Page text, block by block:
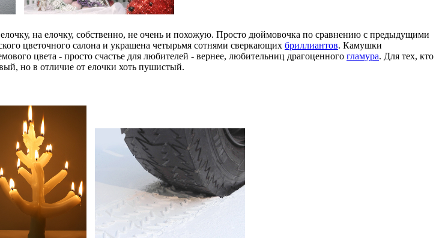
на елочку, собственно, не очень и похожую. Просто дюймовочка по сравнению с предыдущими
цветочного салона и украшена четырьмя сотнями сверкающих бриллиантов. Камушки
цвета - просто счастье для любителей - вернее, любительниц драгоценного гламура. Для тех, кто
но в отличие от елочки хоть пушистый.